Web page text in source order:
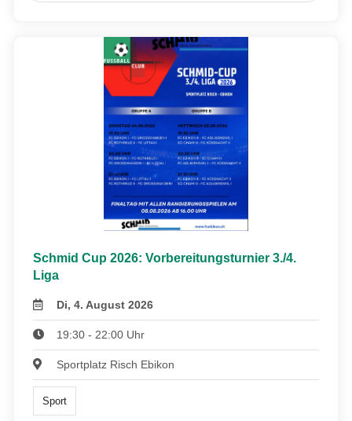
Schmid Cup 2026: Vorbereitungsturnier 3./4.
Liga
Di, 4. August 2026
19:30 - 22:00 Uhr
Sportplatz Risch Ebikon
Sport